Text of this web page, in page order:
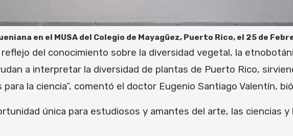
en el MUSA del Colegio de Mayagüez, Puerto Rico, el 25 de
del conocimiento sobre la diversidad vegetal, la
a interpretar la diversidad de plantas de Puerto Rico,
la ciencia”, comentó el doctor Eugenio Santiago Valentín,
única para estudiosos y amantes del arte, las ciencias